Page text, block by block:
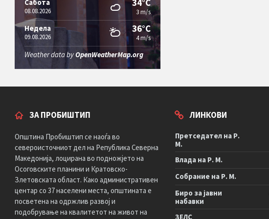
Сабота
08.08.2026
34°C
3 m/s
Недела
09.08.2026
36°C
4 m/s
Weather data byOpenWeatherMap.org
ЗА ПРОБИШТИП
Општина Пробиштип се наоѓа во
североисточниот дел на Република Северна
Македонија, лоцирана во подножјето на
Осоговските планини и Кратовско-
Злетовската област. Како административен
центар со 37 населени места, општината е
посветена на одржлив развој и
подобрување на квалитетот на живот на
ЛИНКОВИ
Претседател на Р.
М.
Влада на Р. М.
Собрание на Р. М.
Биро за јавни
набавки
ЗЕЛС